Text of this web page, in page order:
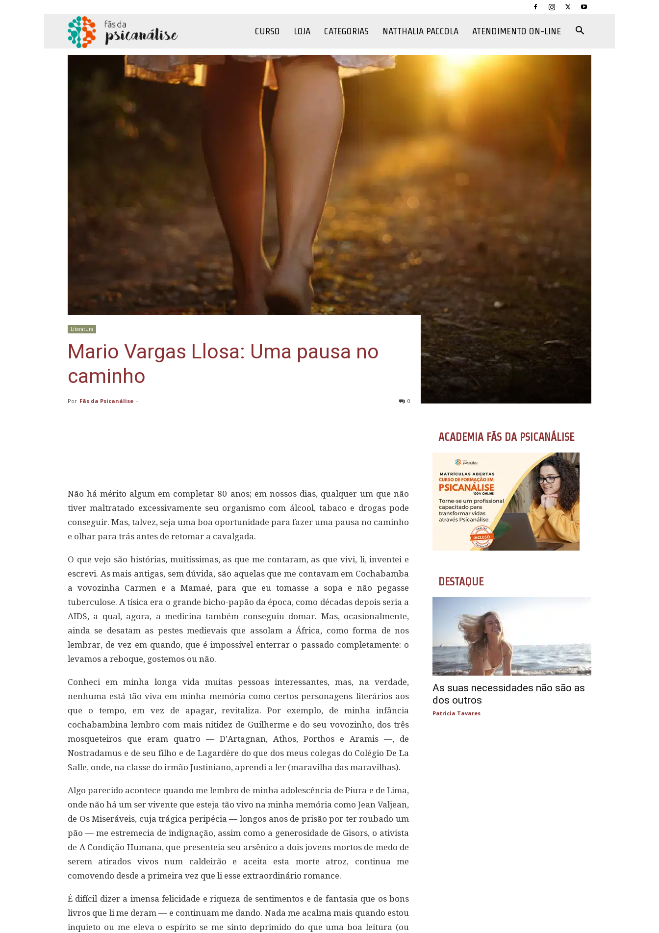
da
CURSO LOJA CATEGORIAS NATTHALIA PACCOLA ATENDIMENTO ON-LINE
Literatura
Mario Vargas Llosa: Uma pausa no
caminho
Por Fãs da Psicanálise - 0
Não há mérito algum em completar 80 anos; em nossos dias, qualquer um que não
tiver maltratado excessivamente seu organismo com álcool, tabaco e drogas pode
conseguir. Mas, talvez, seja uma boa oportunidade para fazer uma pausa no caminho
e olhar para trás antes de retomar a cavalgada.
O que vejo são histórias, muitíssimas, as que me contaram, as que vivi, li, inventei e
escrevi. As mais antigas, sem dúvida, são aquelas que me contavam em Cochabamba
a vovozinha Carmen e a Mamaé, para que eu tomasse a sopa e não pegasse
tuberculose. A tísica era o grande bicho-papão da época, como décadas depois seria a
AIDS, a qual, agora, a medicina também conseguiu domar. Mas, ocasionalmente,
ainda se desatam as pestes medievais que assolam a África, como forma de nos
lembrar, de vez em quando, que é impossível enterrar o passado completamente: o
levamos a reboque, gostemos ou não.
Conheci em minha longa vida muitas pessoas interessantes, mas, na verdade,
nenhuma está tão viva em minha memória como certos personagens literários aos
que o tempo, em vez de apagar, revitaliza. Por exemplo, de minha infância
cochabambina lembro com mais nitidez de Guilherme e do seu vovozinho, dos três
mosqueteiros que eram quatro — D’Artagnan, Athos, Porthos e Aramis —, de
Nostradamus e de seu filho e de Lagardère do que dos meus colegas do Colégio De La
Salle, onde, na classe do irmão Justiniano, aprendi a ler (maravilha das maravilhas).
Algo parecido acontece quando me lembro de minha adolescência de Piura e de Lima,
onde não há um ser vivente que esteja tão vivo na minha memória como Jean Valjean,
de Os Miseráveis, cuja trágica peripécia — longos anos de prisão por ter roubado um
pão — me estremecia de indignação, assim como a generosidade de Gisors, o ativista
de A Condição Humana, que presenteia seu arsênico a dois jovens mortos de medo de
serem atirados vivos num caldeirão e aceita esta morte atroz, continua me
comovendo desde a primeira vez que li esse extraordinário romance.
É difícil dizer a imensa felicidade e riqueza de sentimentos e de fantasia que os bons
livros que li me deram — e continuam me dando. Nada me acalma mais quando estou
inquieto ou me eleva o espírito se me sinto deprimido do que uma boa leitura (ou
ACADEMIA FÃS DA PSICANÁLISE
DESTAQUE
As suas necessidades não são as
dos outros
Patricia Tavares